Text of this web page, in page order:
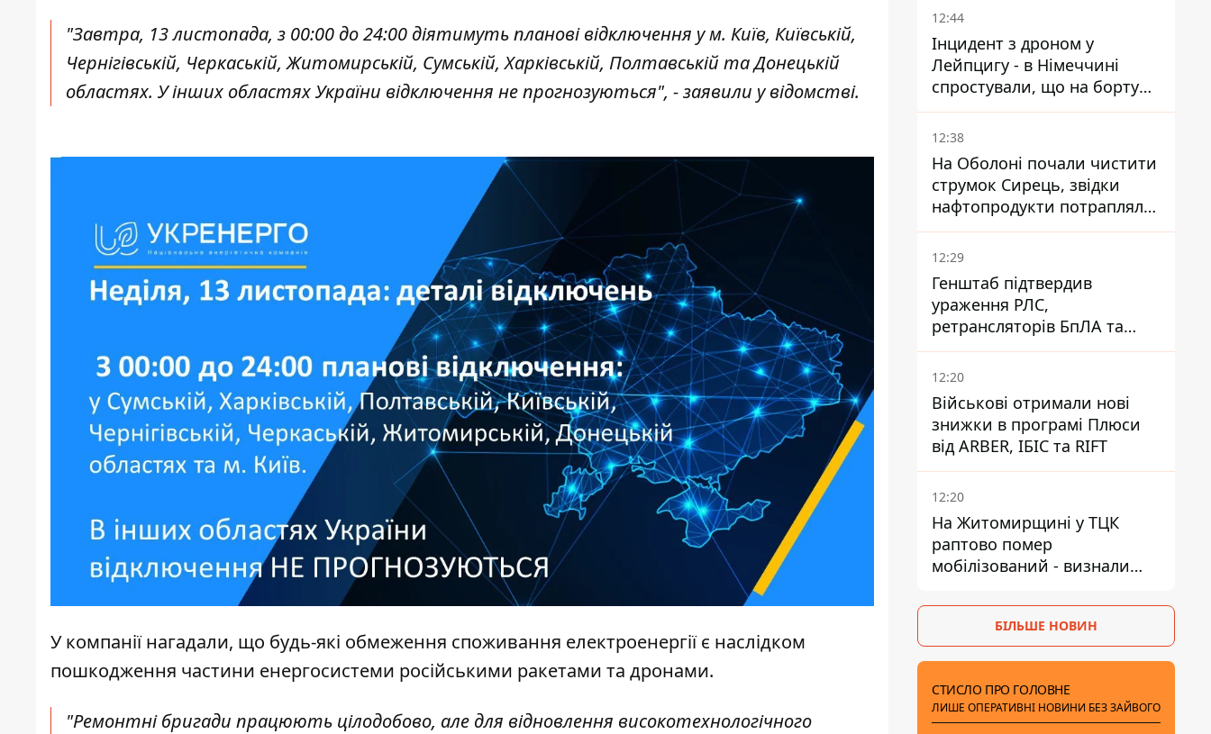
"Завтра, 13 листопада, з 00:00 до 24:00 діятимуть планові відключення у м. Київ, Київській,
Чернігівській, Черкаській, Житомирській, Сумській, Харківській, Полтавській та Донецькій
областях. У інших областях України відключення не прогнозуються", - заявили у відомстві.
У компанії нагадали, що будь-які обмеження споживання електроенергії є наслідком
пошкодження частини енергосистеми російськими ракетами та дронами.
"Ремонтні бригади працюють цілодобово, але для відновлення високотехнологічного
12:44
Інцидент з дроном у
Лейпцигу - в Німеччині
спростували, що на борту
українського літака були
зброя та боєприпаси
12:38
На Оболоні почали чистити
струмок Сирець, звідки
нафтопродукти потрапляли
до озер
12:29
Генштаб підтвердив
ураження РЛС,
ретрансляторів БпЛА та
інших військових об'єктів
РФ у Криму й на півдні
12:20
Військові отримали нові
знижки в програмі Плюси
від ARBER, ІБІС та RIFT
12:20
На Житомирщині у ТЦК
раптово помер
мобілізований - визнали
зупинилося серце
БІЛЬШЕ НОВИН
СТИСЛО ПРО ГОЛОВНЕ
ЛИШЕ ОПЕРАТИВНІ НОВИНИ БЕЗ ЗАЙВОГО